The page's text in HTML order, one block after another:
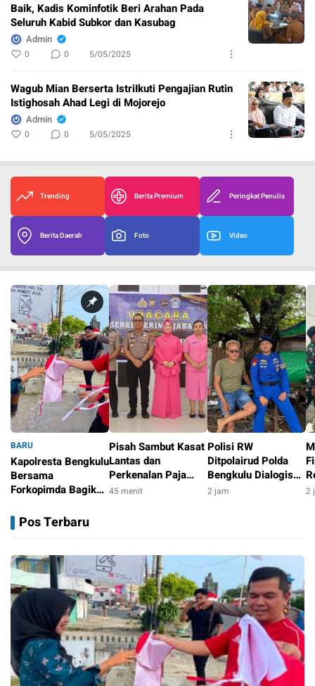
Baik, Kadis Kominfotik Beri Arahan Pada
Seluruh Kabid Subkor dan Kasubag
Admin
0 0 5/05/2025
Wagub Mian Berserta IstriIkuti Pengajian Rutin
Istighosah Ahad Legi di Mojorejo
Admin
0 0 5/05/2025
Trending Berita Premium Peringkat Penulis
Berita Daerah Foto Video
BARU
Kapolresta Bengkulu
Bersama
Forkopimda Bagikan
Merah Putih Sambut
HUT ke-81 RI
Pisah Sambut Kasat
Lantas dan
Perkenalan Paja
Lulusan SIP
45 menit
Polisi RW
Ditpolairud Polda
Bengkulu Dialogis
dengan Warga Teluk
2 jam 2
Pos Terbaru